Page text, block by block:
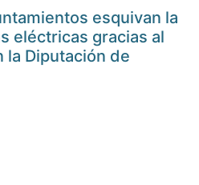
esquivan la
eléctricas gracias al
la Diputación de